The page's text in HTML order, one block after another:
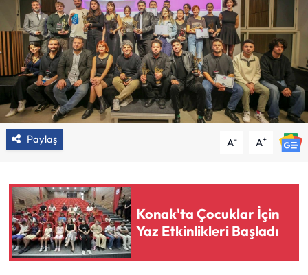
Paylaş A- A+
Konak'ta Çocuklar İçin
Yaz Etkinlikleri Başladı